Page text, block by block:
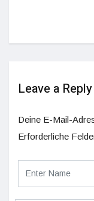
Leave a Reply
Deine E-Mail-
Erforderliche